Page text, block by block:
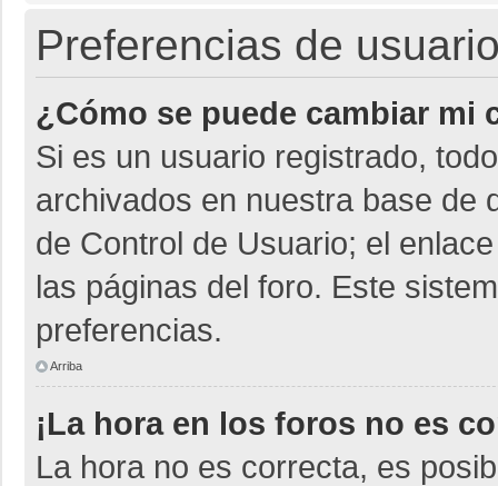
Preferencias de
¿Cómo se puede cambiar mi
Si es un usuario registrado,
archivados en nuestra base de
de Control de Usuario; el
las páginas del foro. Este
preferencias.
Arriba
¡La hora en los foros no es
La hora no es correcta, es